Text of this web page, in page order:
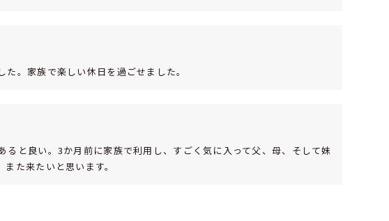
。家族で楽しい休日を過ごせました。
と良い。3か月前に家族で利用し、すごく気に入って父、母、そして妹
た来たいと思います。